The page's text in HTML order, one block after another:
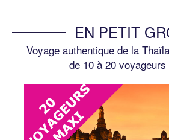
EN PETIT
Voyage authentique de la
de 10 à 20